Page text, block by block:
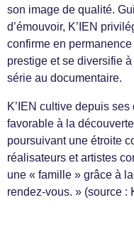
son image de qualité.
d’émouvoir, K’IEN
confirme en
prestige et se diversifie
série au documentaire.
K’IEN cultive depuis
favorable à la
poursuivant une étroite
réalisateurs et artistes
une « famille » grâce à
rendez-vous. » (source :